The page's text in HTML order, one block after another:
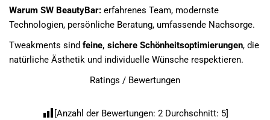
Warum SW BeautyBar: erfahrenes Team, modernste
Technologien, persönliche Beratung, umfassende Nachsorge.
Tweakments sind feine, sichere Schönheitsoptimierungen, die
natürliche Ästhetik und individuelle Wünsche respektieren.
Ratings / Bewertungen
[Anzahl der Bewertungen: 2Durchschnitt: 5]